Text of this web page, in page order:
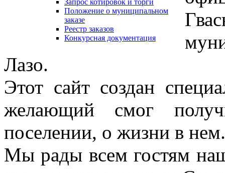
Запрос котировок и торги
Положение о муниципальном
заказе
Реестр заказов
Конкурсная документация
Лазо.
Этот сайт создан
желающий смог
поселении, о жизни в нем.
Мы рады всем гостям